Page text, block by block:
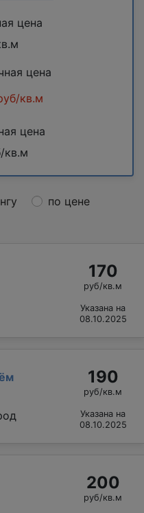
цена
цена
кв.м
цена
кв.м
по цене
170
руб/кв.м
Указана на
08.10.2025
190
руб/кв.м
Указана на
08.10.2025
200
руб/кв.м